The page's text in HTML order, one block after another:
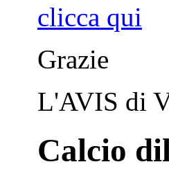
clicca qui
Grazie
L'AVIS di
Calcio